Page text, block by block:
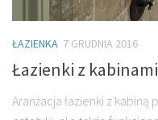
ŁAZIENKA 7 GRUDNIA 2016
Łazienki z
Aranżacja łazienki z